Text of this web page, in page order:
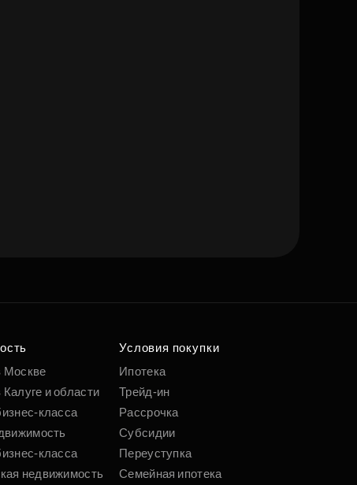
Москве
и области
класса
класса
недвижимость
Условия покупки
Ипотека
Трейд-ин
Рассрочка
Субсидии
Переуступка
Семейная ипотека